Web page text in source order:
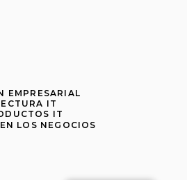
EMPRESARIAL
IT
IT
LOS NEGOCIOS